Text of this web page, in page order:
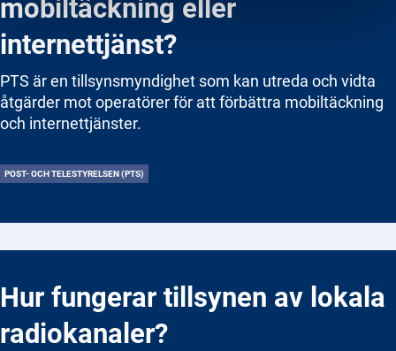
internettjänst?
PTS är en tillsynsmyndighet som kan utreda och vidta
åtgärder mot operatörer för att förbättra mobiltäckning
och internettjänster.
POST- OCH TELESTYRELSEN (PTS)
Hur fungerar tillsynen av lokala
radiokanaler?